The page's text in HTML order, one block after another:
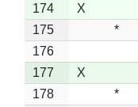
174
X
175
*
176
177
X
178
*